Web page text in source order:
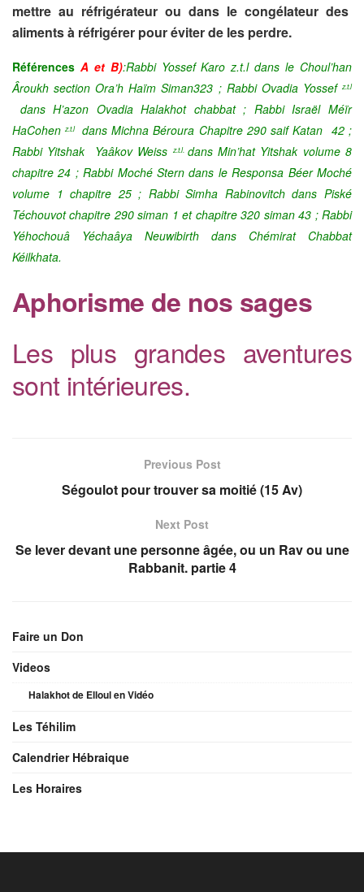
mettre au réfrigérateur ou dans le congélateur des
aliments à réfrigérer pour éviter de les perdre.
Références A et B):Rabbi Yossef Karo z.t.l dans le Choul’han
Âroukh section Ora’h Haïm Siman323 ; Rabbi Ovadia Yossefz.t.l
dans H’azon Ovadia Halakhot chabbat ; Rabbi Israël Méïr
HaCohenz.t.l dans Michna Béroura Chapitre 290 saif Katan 42 ;
Rabbi Yitshak Yaâkov Weiss z.t.l. dans Min’hat Yitshak volume8
chapitre 24 ;Rabbi Moché Stern dans le Responsa Béer Moché
volume 1 chapitre 25 ; Rabbi Simha Rabinovitch dans Piské
Téchouvot chapitre 290 siman 1 et chapitre 320 siman 43 ; Rabbi
Yéhochouâ Yéchaâya Neuwibirth dans Chémirat Chabbat
Kéilkhata.
Aphorisme de nos sages
Les plus grandes aventures
sont intérieures.
Previous Post
Ségoulot pour trouver sa moitié (15 Av)
Next Post
Se lever devant une personne âgée, ou un Rav ou une
Rabbanit. partie 4
Faire un Don
Videos
Halakhot de Elloul en Vidéo
Les Téhilim
Calendrier Hébraique
Les Horaires